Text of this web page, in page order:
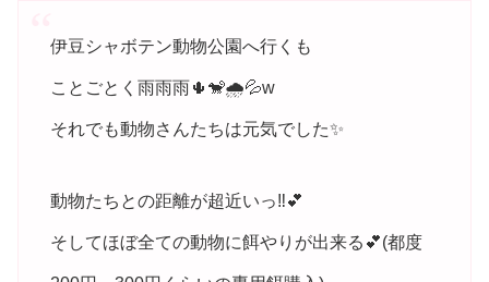
伊豆シャボテン動物公園へ行くも
ことごとく雨雨雨🌵🐒🌧️💦w
それでも動物さんたちは元気でした✨
動物たちとの距離が超近いっ‼️💕
そしてほぼ全ての動物に餌やりが出来る💕(都度